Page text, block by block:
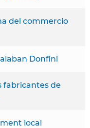
del commercio
Donfini
fabricantes de
local